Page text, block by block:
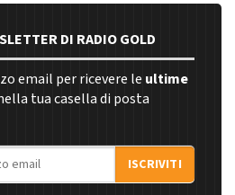
DI RADIO GOLD
email per ricevere le ultime
tua casella di posta
ISCRIVITI